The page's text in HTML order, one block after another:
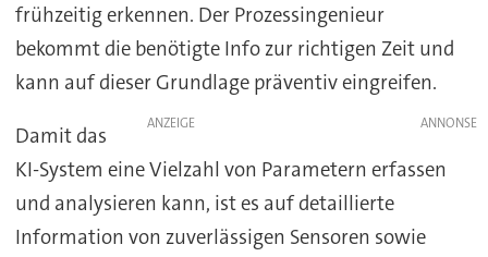
frühzeitig erkennen. Der Prozessingenieur
bekommt die benötigte Info zur richtigen Zeit und
kann auf dieser Grundlage präventiv eingreifen.
ANZEIGE
Damit das
KI-System eine Vielzahl von Parametern erfassen
und analysieren kann, ist es auf detaillierte
Information von zuverlässigen Sensoren sowie